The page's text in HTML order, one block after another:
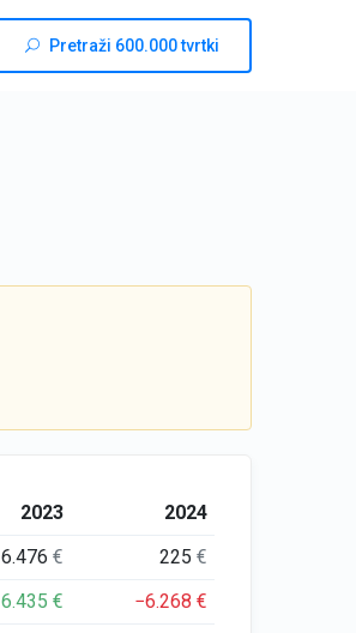
Pretraži 600.000 tvrtki
2023
2024
6.476€ 225€
6.435€ −6.268€